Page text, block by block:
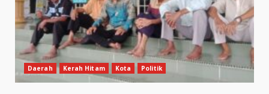
Daerah Kerah Hitam Kota Politik